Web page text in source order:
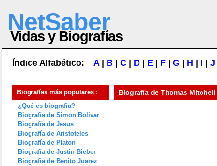
NetSaber
Vidas y Biografías
Índice Alfabético: A| B C D E F G H I J
Biografías más populares :
¿Qué es biografía?
Biografía de Simon Bolivar
Biografía de Jesus
Biografía de Aristoteles
Biografía de Platon
Biografía de Justin Bieber
Biografía de Benito Juarez
Biografía de Thomas Mitchell